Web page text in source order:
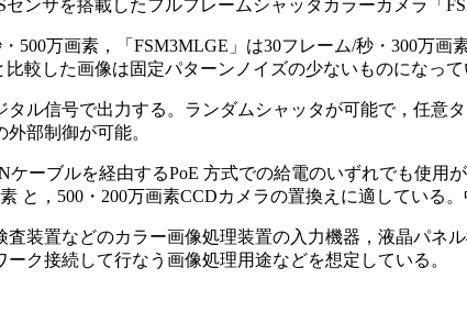
ンサを搭載したフルフレームシャッタカラーカメラ「
・500万画素，「FSM3MLGE」は30フレーム/秒・300
較した画像は固定パターンノイズの少ないものになって
タル信号で出力する。ランダムシャッタが可能で，任
部制御が可能。
ーブルを経由するPoE 方式での給電のいずれでも使用
と，500・200万画素CCDカメラの置換えに適している
装置などのカラー画像処理装置の入力機器，液晶パネ
ク接続して行なう画像処理用途などを想定している。